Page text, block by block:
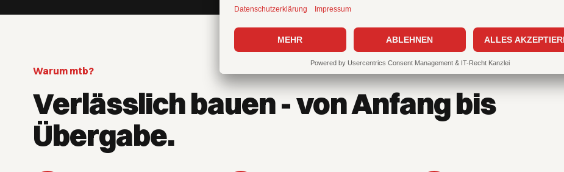
Warum mtb?
Verlässlich bauen - von Anfang bis
Übergabe.